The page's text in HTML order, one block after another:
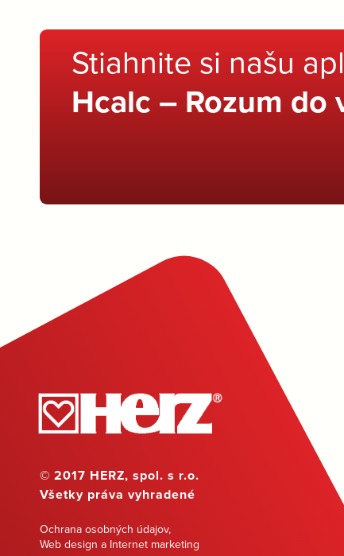
Stiahnite si našu
Hcalc – Rozum do
© 2017 HERZ, spol. s r.o.
Všetky práva vyhradené
Ochrana osobných údajov,
Web design a Internet marketing